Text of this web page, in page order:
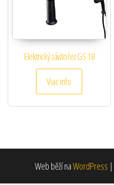
Elektrický závitořez GS 18
Viac info
Web běží naWordPress |